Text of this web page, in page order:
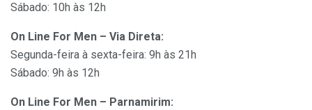
Sábado: 10h às 12h
On Line For Men – Via Direta:
Segunda-feira à sexta-feira: 9h às 21h
Sábado: 9h às 12h
On Line For Men – Parnamirim: